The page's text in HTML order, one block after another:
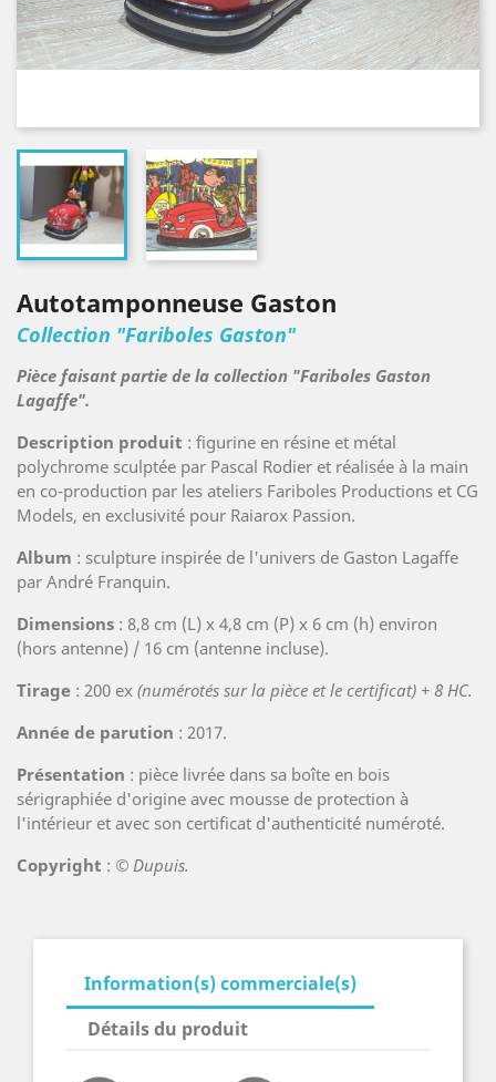
Autotamponneuse Gaston
Collection "Fariboles Gaston"
Pièce faisant partie de la collection "Fariboles Gaston
Lagaffe".
Description produit : figurine en résine et métal
polychrome sculptée par Pascal Rodier et réalisée à la main
en co-production par les ateliers Fariboles Productions et CG
Models, en exclusivité pour Raiarox Passion.
Album : sculpture inspirée de l'univers de Gaston Lagaffe
par André Franquin.
Dimensions : 8,8 cm (L) x 4,8 cm (P) x 6 cm (h) environ
(hors antenne) / 16 cm (antenne incluse).
Tirage : 200 ex (numérotés sur la pièce et le certificat) + 8 HC.
Année de parution : 2017.
Présentation : pièce livrée dans sa boîte en bois
sérigraphiée d'origine avec mousse de protection à
l'intérieur et avec son certificat d'authenticité numéroté.
Copyright : © Dupuis.
Information(s) commerciale(s)
Détails du produit